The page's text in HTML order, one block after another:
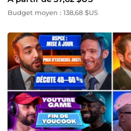
Budget moyen : 138,68 $US